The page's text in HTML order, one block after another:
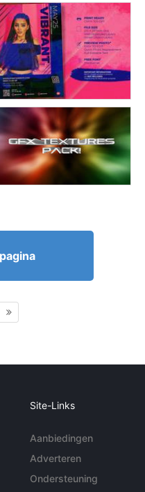
Site-Links
Aanbiedingen
Adverteren
Ondersteuning